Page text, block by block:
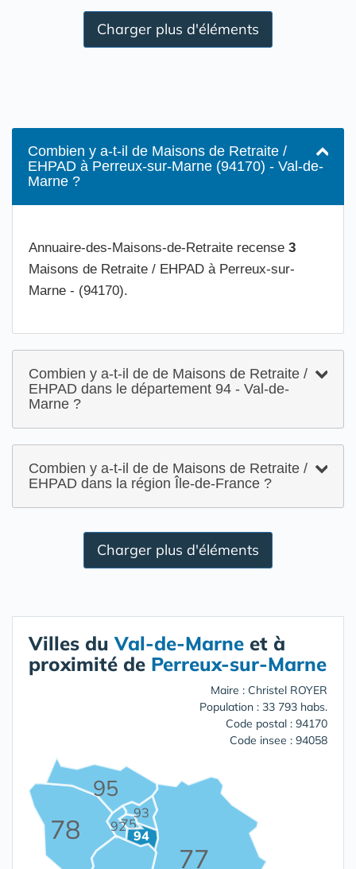
Charger plus d'éléments
Combien y a-t-il de Maisons de Retraite /
EHPAD à Perreux-sur-Marne (94170) - Val-de-
Marne ?
Annuaire-des-Maisons-de-Retraite recense 3
Maisons de Retraite / EHPAD à Perreux-sur-
Marne - (94170).
Combien y a-t-il de de Maisons de Retraite /
EHPAD dans le département 94 - Val-de-
Marne ?
Combien y a-t-il de de Maisons de Retraite /
EHPAD dans la région Île-de-France ?
Charger plus d'éléments
Villes duVal-de-Marne et à
proximité de Perreux-sur-Marne
Maire : Christel ROYER
Population : 33 793 habs.
Code postal : 94170
Code insee : 94058
75
77
78 92
93
94
95